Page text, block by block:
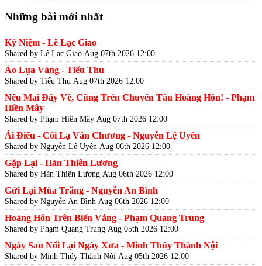
Những bài mới nhất
Kỷ Niệm - Lê Lạc Giao
Shared by Lê Lạc Giao Aug 07th 2026 12:00
Áo Lụa Vàng - Tiểu Thu
Shared by Tiểu Thu Aug 07th 2026 12:00
Nếu Mai Đây Về, Cũng Trên Chuyến Tàu Hoàng Hôn! - Phạm
Hiền Mây
Shared by Phạm Hiền Mây Aug 07th 2026 12:00
Ái Điểu - Cõi Lạ Văn Chương - Nguyễn Lệ Uyên
Shared by Nguyễn Lệ Uyên Aug 06th 2026 12:00
Gặp Lại - Hàn Thiên Lương
Shared by Hàn Thiên Lương Aug 06th 2026 12:00
Gửi Lại Mùa Trăng - Nguyễn An Bình
Shared by Nguyễn An Bình Aug 06th 2026 12:00
Hoàng Hôn Trên Biển Vắng - Phạm Quang Trung
Shared by Phạm Quang Trung Aug 05th 2026 12:00
Ngày Sau Nối Lại Ngày Xưa - Minh Thúy Thành Nội
Shared by Minh Thúy Thành Nội Aug 05th 2026 12:00